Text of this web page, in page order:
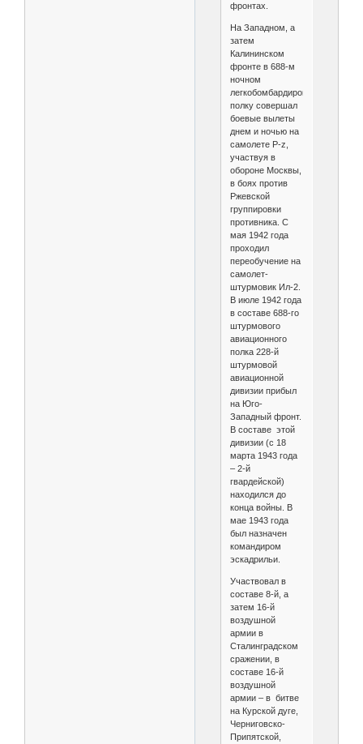
фронтах.
На Западном, а
затем
Калининском
фронте в 688-м
ночном
легкобомбардировочном
полку совершал
боевые вылеты
днем и ночью на
самолете Р-z,
участвуя в
обороне Москвы,
в боях против
Ржевской
группировки
противника. С
мая 1942 года
проходил
переобучение на
самолет-
штурмовик Ил-2.
В июле 1942 года
в составе 688-го
штурмового
авиационного
полка 228-й
штурмовой
авиационной
дивизии прибыл
на Юго-
Западный фронт.
В составе этой
дивизии (с 18
марта 1943 года
– 2-й
гвардейской)
находился до
конца войны. В
мае 1943 года
был назначен
командиром
эскадрильи.
Участвовал в
составе 8-й, а
затем 16-й
воздушной
армии в
Сталинградском
сражении, в
составе 16-й
воздушной
армии – в битве
на Курской дуге,
Черниговско-
Припятской,